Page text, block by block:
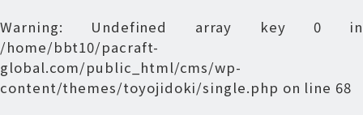
Warning: Undefined array key 0 in
/home/bbt10/pacraft-
global.com/public_html/cms/wp-
content/themes/toyojidoki/single.php on line 68